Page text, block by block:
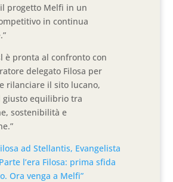
progetto Melfi in un
in continua
è pronta al confronto con
delegato Filosa per
rilanciare il sito lucano,
giusto equilibrio tra
sostenibilità e
ad Stellantis, Evangelista
l’era Filosa: prima sfida
Ora venga a Melfi”